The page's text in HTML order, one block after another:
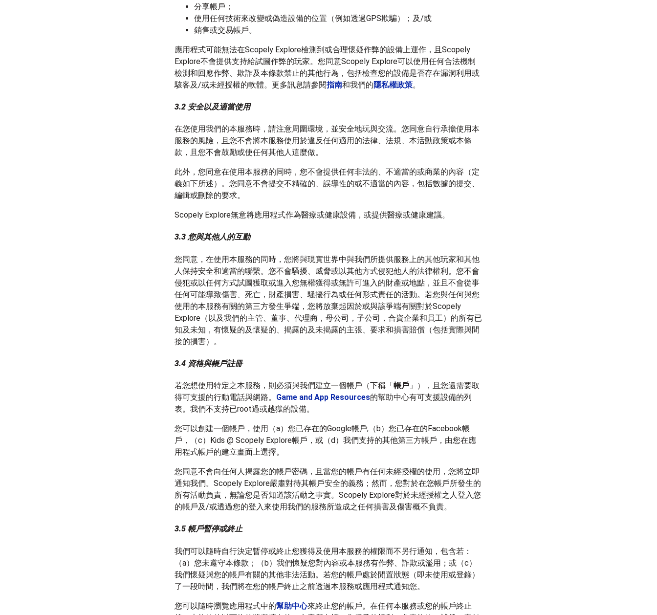
分享帳戶；
使用任何技術來改變或偽造設備的位置（例如透過GPS欺騙）；及/或
銷售或交易帳戶。
應用程式可能無法在Scopely Explore檢測到或合理懷疑作弊的設備上運作，且Scopely
Explore不會提供支持給試圖作弊的玩家。您同意Scopely Explore可以使用任何合法機制
檢測和回應作弊、欺詐及本條款禁止的其他行為，包括檢查您的設備是否存在漏洞利用或
駭客及/或未經授權的軟體。更多訊息請參閱指南和我們的隱私權政策。
3.2 安全以及適當使用
在您使用我們的本服務時，請注意周圍環境，並安全地玩與交流。您同意自行承擔使用本
服務的風險，且您不會將本服務使用於違反任何適用的法律、法規、本活動政策或本條
款，且您不會鼓勵或使任何其他人這麼做。
此外，您同意在使用本服務的同時，您不會提供任何非法的、不適當的或商業的內容（定
義如下所述）。您同意不會提交不精確的、誤導性的或不適當的內容，包括數據的提交、
編輯或刪除的要求。
Scopely Explore無意將應用程式作為醫療或健康設備，或提供醫療或健康建議。
3.3 您與其他人的互動
您同意，在使用本服務的同時，您將與現實世界中與我們所提供服務上的其他玩家和其他
人保持安全和適當的聯繫。您不會騷擾、威脅或以其他方式侵犯他人的法律權利。您不會
侵犯或以任何方式試圖獲取或進入您無權獲得或無許可進入的財產或地點，並且不會從事
任何可能導致傷害、死亡，財產損害、騷擾行為或任何形式責任的活動。若您與任何與您
使用的本服務有關的第三方發生爭端，您將放棄起因於或與該爭端有關對於Scopely
Explore（以及我們的主管、董事、代理商，母公司，子公司，合資企業和員工）的所有已
知及未知，有懷疑的及懷疑的、揭露的及未揭露的主張、要求和損害賠償（包括實際與間
接的損害）。
3.4 資格與帳戶註冊
若您想使用特定之本服務，則必須與我們建立一個帳戶（下稱「 帳戶 」），且您還需要取
得可支援的行動電話與網路。 Game and App Resources的幫助中心有可支援設備的列
表。我們不支持已root過或越獄的設備。
您可以創建一個帳戶，使用（a）您已存在的Google帳戶;（b）您已存在的Facebook帳
戶，（c）Kids @ Scopely Explore帳戶，或（d）我們支持的其他第三方帳戶，由您在應
用程式帳戶的建立畫面上選擇。
您同意不會向任何人揭露您的帳戶密碼，且當您的帳戶有任何未經授權的使用，您將立即
通知我們。Scopely Explore嚴肅對待其帳戶安全的義務；然而，您對於在您帳戶所發生的
所有活動負責，無論您是否知道該活動之事實。Scopely Explore對於未經授權之人登入您
的帳戶及/或透過您的登入來使用我們的服務所造成之任何損害及傷害概不負責。
3.5 帳戶暫停或終止
我們可以隨時自行決定暫停或終止您獲得及使用本服務的權限而不另行通知，包含若：
（a）您未遵守本條款；（b）我們懷疑您對內容或本服務有作弊、詐欺或濫用；或（c）
我們懷疑與您的帳戶有關的其他非法活動。若您的帳戶處於閒置狀態（即未使用或登錄）
了一段時間，我們將在您的帳戶終止之前透過本服務或應用程式通知您。
您可以隨時瀏覽應用程式中的幫助中心來終止您的帳戶。在任何本服務或您的帳戶終止